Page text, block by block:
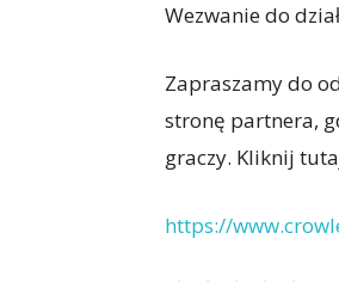
Wezwanie do
Zapraszamy do
stronę partnera,
graczy. Kliknij
https://